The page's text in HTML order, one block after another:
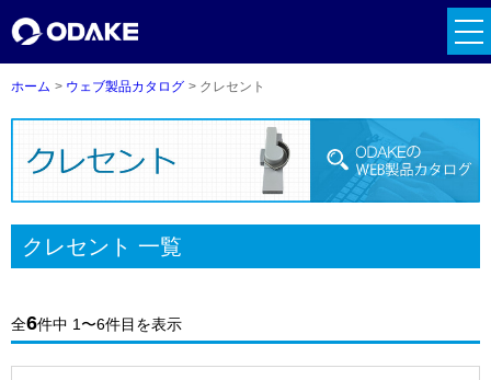
ホーム ウェブ製品カタログ クレセント
クレセント 一覧
全6件中 1〜6件目を表示